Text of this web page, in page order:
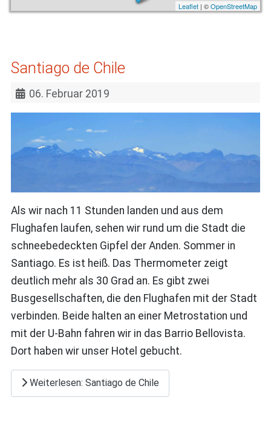
Leaflet | ©OpenStreetMap
Santiago de Chile
06. Februar 2019
Als wir nach 11 Stunden landen und aus dem
Flughafen laufen, sehen wir rund um die Stadt die
schneebedeckten Gipfel der Anden. Sommer in
Santiago. Es ist heiß. Das Thermometer zeigt
deutlich mehr als 30 Grad an. Es gibt zwei
Busgesellschaften, die den Flughafen mit der Stadt
verbinden. Beide halten an einer Metrostation und
mit der U-Bahn fahren wir in das Barrio Bellovista.
Dort haben wir unser Hotel gebucht.
Weiterlesen: Santiago de Chile